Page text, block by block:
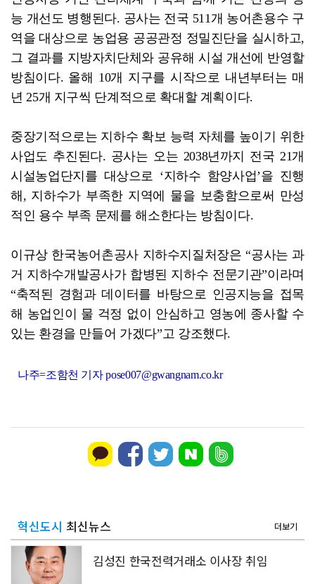
능 개선도 병행된다. 공사는 전국 511개 농어촌용수 구
역을 대상으로 농업용 공공관정 정밀진단을 실시하고,
그 결과를 지방자치단체와 공유해 시설 개선에 반영할
방침이다. 올해 10개 지구를 시작으로 내년부터는 매
년 25개 지구씩 단계적으로 확대할 계획이다.
중장기적으로는 지하수 확보 능력 자체를 높이기 위한
사업도 추진된다. 공사는 오는 2038년까지 전국 21개
시설농업단지를 대상으로 ‘지하수 함양사업’을 진행
해, 지하수가 부족한 지역에 물을 보충함으로써 만성
적인 용수 부족 문제를 해소한다는 방침이다.
이규상 한국농어촌공사 지하수지질처장은 “공사는 과
거 지하수개발공사가 합병된 지하수 전문기관”이라며
“축적된 경험과 데이터를 바탕으로 인공지능을 접목
해 농업인이 물 걱정 없이 안심하고 영농에 종사할 수
있는 환경을 만들어 가겠다”고 강조했다.
나주=조함천 기자 pose007@gwangnam.co.kr
혁신도시 최신뉴스 더보기
김성진 한국전력거래소 이사장 취임